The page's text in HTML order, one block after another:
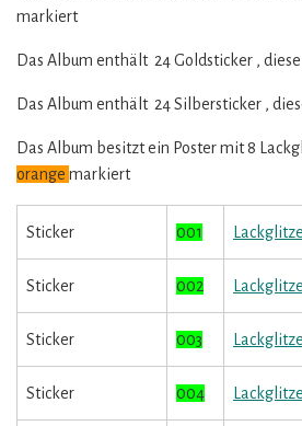
markiert
Das Album enthält 24 Goldsticker , diese
Das Album enthält 24 Silbersticker ,
Das Album besitzt ein Poster mit 8
orange markiert
Sticker 001
Sticker 002
Sticker 003
Sticker 004